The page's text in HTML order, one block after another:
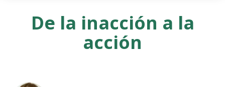
De la inacción a la
acción